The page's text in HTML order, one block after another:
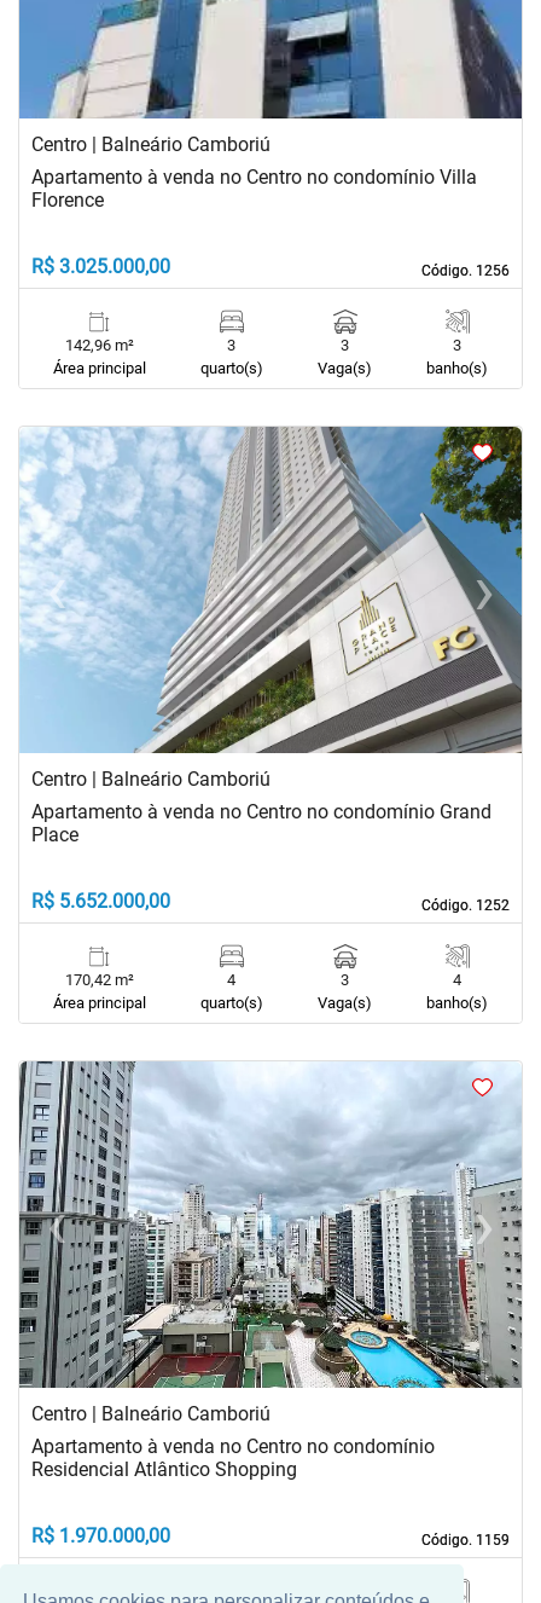
Centro | Balneário Camboriú
Código. 1256
Código. 1256
Apartamento à venda no Centro no condomínio Villa
Florence
R$ 3.025.000,00
142,96 m²
Área principal
3
quarto(s)
3
Vaga(s)
3
banho(s)
<<<<
‹Previous ›Next
Centro | Balneário Camboriú
Código. 1252
Código. 1252
Apartamento à venda no Centro no condomínio Grand
Place
R$ 5.652.000,00
170,42 m²
Área principal
4
quarto(s)
3
Vaga(s)
4
banho(s)
<<< <
‹Previous ›Next
Centro | Balneário Camboriú
Código. 1159
Código. 1159
Apartamento à venda no Centro no condomínio
Residencial Atlântico Shopping
R$ 1.970.000,00